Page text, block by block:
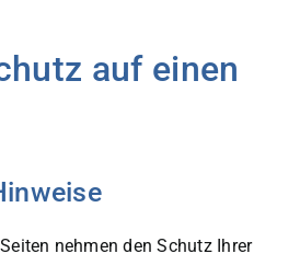
auf einen
nehmen den Schutz Ihrer